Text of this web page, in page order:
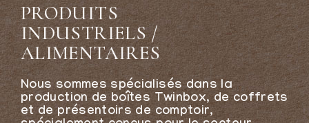
PRODUITS
INDUSTRIELS /
ALIMENTAIRES
Nous sommes spécialisés dans la
production de boîtes Twinbox, de coffrets
et de présentoirs de comptoir,